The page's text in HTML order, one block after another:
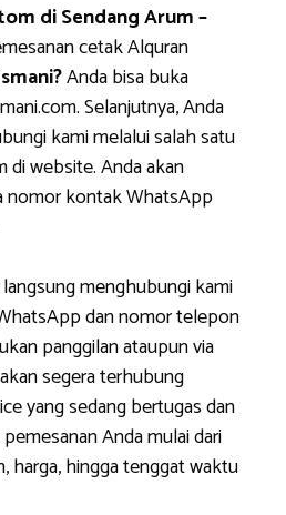
di Sendang Arum –
cetak Alquran
Anda bisa buka
Selanjutnya, Anda
kami melalui salah satu
website. Anda akan
nomor kontak WhatsApp
menghubungi kami
dan nomor telepon
panggilan ataupun via
segera terhubung
yang sedang bertugas dan
Anda mulai dari
harga, hingga tenggat waktu